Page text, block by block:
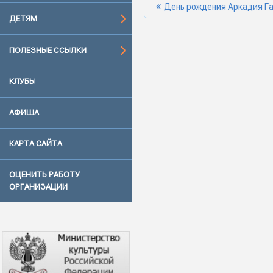
ДЕТЯМ
ПОЛЕЗНЫЕ ССЫЛКИ
КЛУБЫ
АФИША
КАРТА САЙТА
ОЦЕНИТЬ РАБОТУ
ОРГАНИЗАЦИИ
День рождения Аркадия